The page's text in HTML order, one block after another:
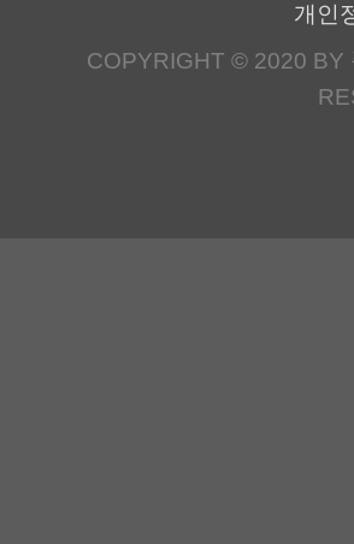
개인
COPYRIGHT © 2020 BY